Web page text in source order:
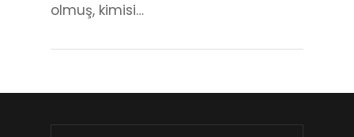
olmuş, kimisi…